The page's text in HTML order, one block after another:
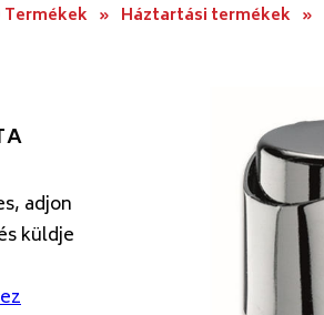
Termékek » Háztartási termékek »
adjon
küldje